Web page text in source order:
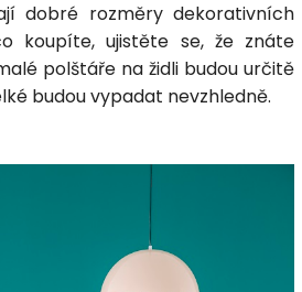
dobré rozměry dekorativních
koupíte, ujistěte se, že znáte
polštáře na židli budou určitě
budou vypadat nevzhledně.